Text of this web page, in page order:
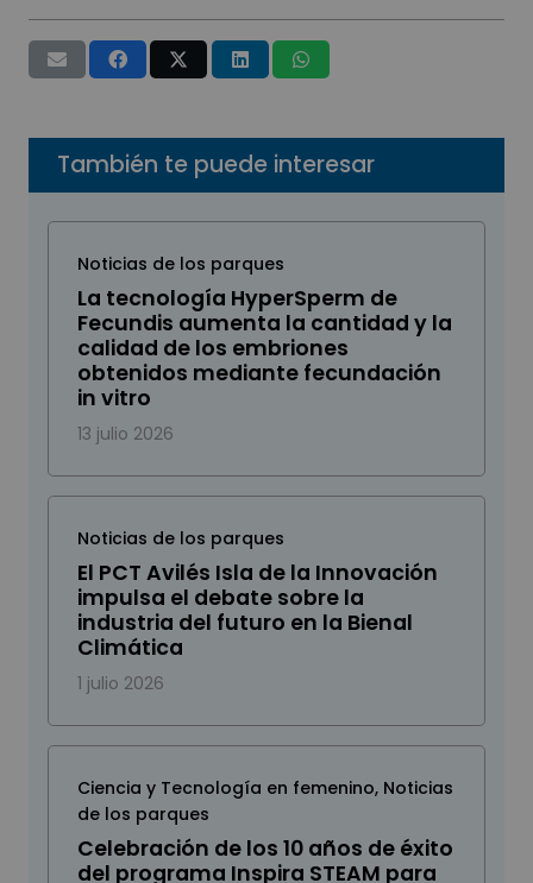
También te puede interesar
Noticias de los parques
La tecnología HyperSperm de
Fecundis aumenta la cantidad y la
calidad de los embriones
obtenidos mediante fecundación
in vitro
13 julio 2026
Noticias de los parques
El PCT Avilés Isla de la Innovación
impulsa el debate sobre la
industria del futuro en la Bienal
Climática
1 julio 2026
Ciencia y Tecnología en femenino, Noticias
de los parques
Celebración de los 10 años de éxito
del programa Inspira STEAM para